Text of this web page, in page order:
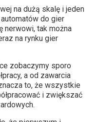
na dużą skalę i jeden
do gier
nerwowi, tak można
na rynku gier
zobaczymy sporo
a od zawarcia
to, że wszystkie
i zwiększać